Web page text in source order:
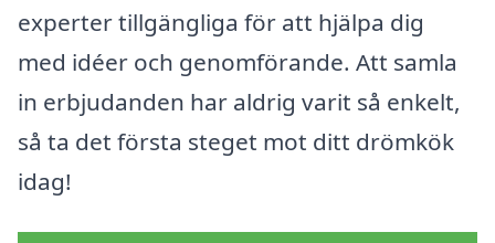
experter tillgängliga för att hjälpa dig
med idéer och genomförande. Att samla
in erbjudanden har aldrig varit så enkelt,
så ta det första steget mot ditt drömkök
idag!